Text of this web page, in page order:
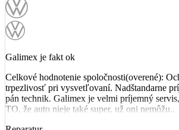
Galimex je fakt ok
Celkové hodnotenie spoločnosti(overené):
trpezlivosť pri vysvetľovaní. Nadštandarne
pán technik. Galimex je velmi príjemný
TO, že auto nieje také super, už oni nemôžu..